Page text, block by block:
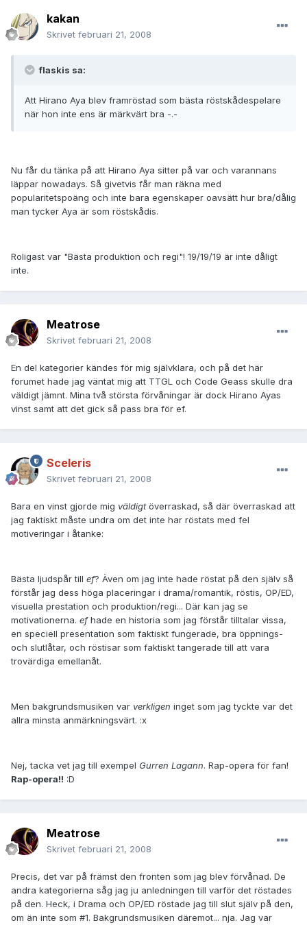
kakan
Skrivet februari 21, 2008
flaskis sa:
Att Hirano Aya blev framröstad som bästa röstskådespelare
när hon inte ens är märkvärt bra -.-
Nu får du tänka på att Hirano Aya sitter på var och varannans
läppar nowadays. Så givetvis får man räkna med
popularitetspoäng och inte bara egenskaper oavsätt hur bra/dålig
man tycker Aya är som röstskådis.
Roligast var "Bästa produktion och regi"! 19/19/19 är inte dåligt
inte.
Meatrose
Skrivet februari 21, 2008
En del kategorier kändes för mig självklara, och på det här
forumet hade jag väntat mig att TTGL och Code Geass skulle dra
väldigt jämnt. Mina två största förvåningar är dock Hirano Ayas
vinst samt att det gick så pass bra för ef.
Sceleris
Skrivet februari 21, 2008
Bara en vinst gjorde mig väldigtöverraskad, så där överraskad att
jag faktiskt måste undra om det inte har röstats med fel
motiveringar i åtanke:
Bästa ljudspår till ef? Även om jag inte hade röstat på den själv så
förstår jag dess höga placeringar i drama/romantik, röstis, OP/ED,
visuella prestation och produktion/regi... Där kan jag se
motivationerna. efhade en historia som jag förstår tilltalar vissa,
en speciell presentation som faktiskt fungerade, bra öppnings-
och slutlåtar, och röstisar som faktiskt tangerade till att vara
trovärdiga emellanåt.
Men bakgrundsmusiken var verkligen inget som jag tyckte var det
allra minsta anmärkningsvärt. :x
Nej, tacka vet jag till exempel Gurren Lagann. Rap-opera för fan!
Rap-opera!! :D
Meatrose
Skrivet februari 21, 2008
Precis, det var på främst den fronten som jag blev förvånad. De
andra kategorierna såg jag ju anledningen till varför det röstades
på den. Heck, i Drama och OP/ED röstade jag till slut själv på den,
om än inte som #1. Bakgrundsmusiken däremot... nja. Jag var